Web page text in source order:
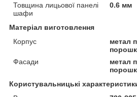
Товщина лицьової панелі
шафи
0.6 мм
Матеріал виготовлення
Корпус
метал
Фасади
метал
Користувальницькі